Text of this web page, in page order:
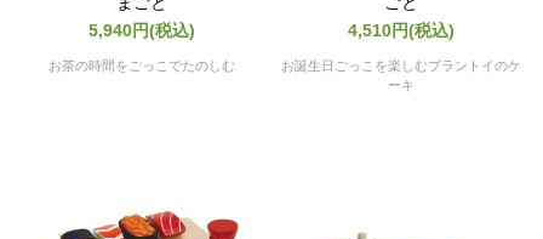
5,940円(税込)
お茶の時間をごっこでたのしむ
4,510円(税込)
お誕生日ごっこを楽しむプラントイのケ
ーキ